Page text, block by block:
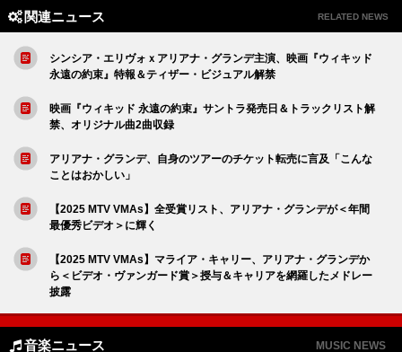
関連ニュース RELATED NEWS
シンシア・エリヴォｘアリアナ・グランデ主演、映画『ウィキッド
永遠の約束』特報＆ティザー・ビジュアル解禁
映画『ウィキッド 永遠の約束』サントラ発売日＆トラックリスト解
禁、オリジナル曲2曲収録
アリアナ・グランデ、自身のツアーのチケット転売に言及「こんな
ことはおかしい」
【2025 MTV VMAs】全受賞リスト、アリアナ・グランデが＜年間
最優秀ビデオ＞に輝く
【2025 MTV VMAs】マライア・キャリー、アリアナ・グランデか
ら＜ビデオ・ヴァンガード賞＞授与＆キャリアを網羅したメドレー
披露
音楽ニュース MUSIC NEWS